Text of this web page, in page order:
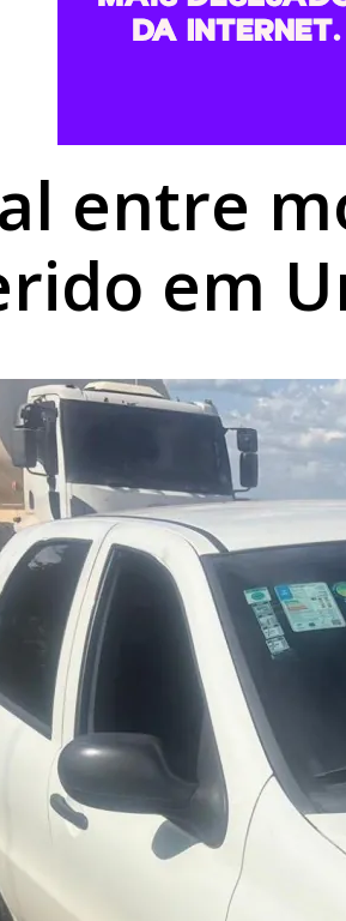
digital e elimina processos físicos
entre
em